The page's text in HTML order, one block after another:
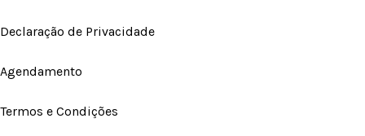
Declaração de Privacidade
Agendamento
Termos e Condições